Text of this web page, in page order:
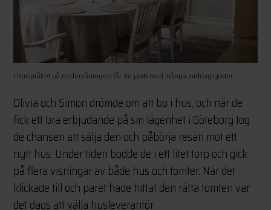
I burspråket på nedervåningen får de plats med många middagsgäster.
Olivia och Simon drömde om att bo i hus, och när de
fick ett bra erbjudande på sin lägenhet i Göteborg tog
de chansen att sälja den och påbörja resan mot ett
nytt hus. Under tiden bodde de i ett litet torp och gick
på flera visningar av både hus och tomter. När det
klickade till och paret hade hittat den rätta tomten var
det dags att välja husleverantör.